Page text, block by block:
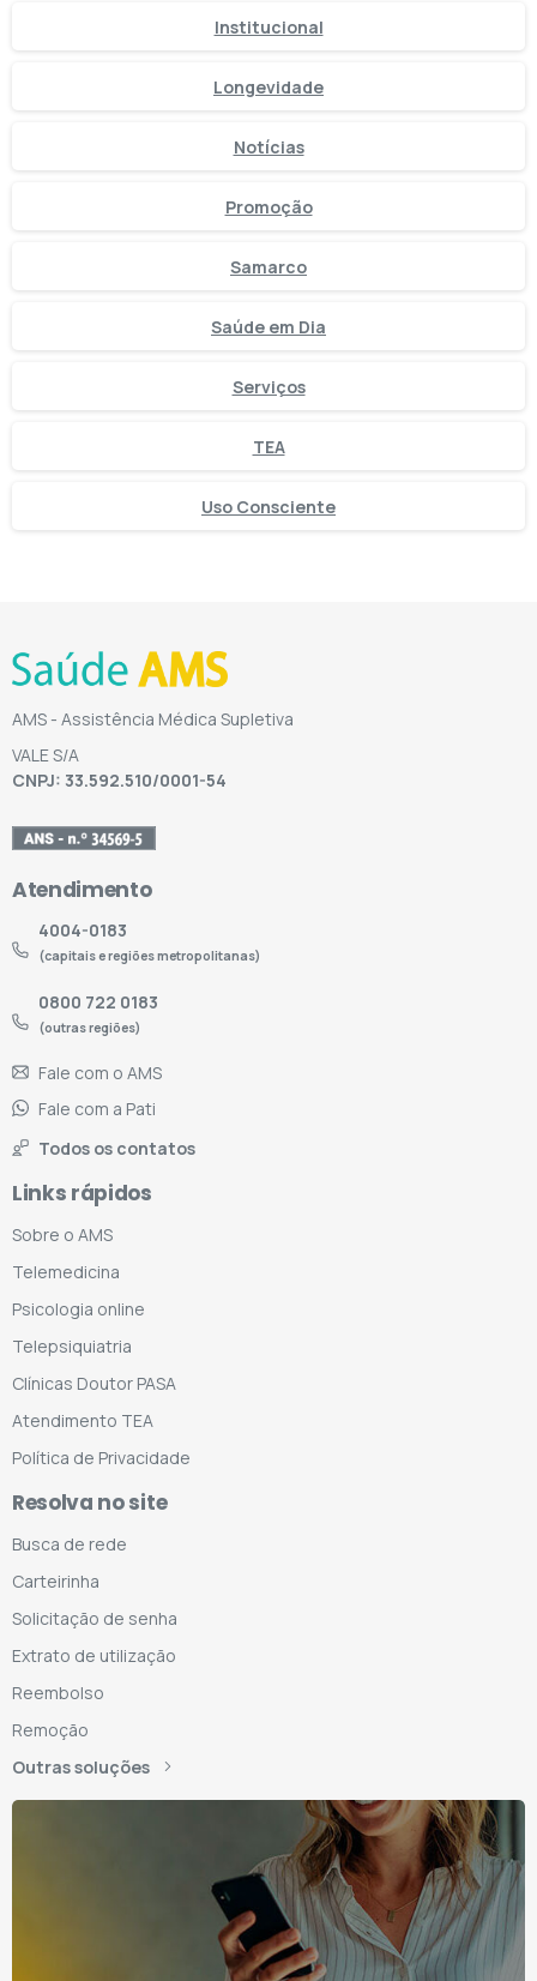
Institucional
Longevidade
Notícias
Promoção
Samarco
Saúde em Dia
Serviços
TEA
Uso Consciente
AMS - Assistência Médica Supletiva
VALE S/A
CNPJ: 33.592.510/0001-54
Atendimento
4004-0183
(capitais e regiões metropolitanas)
0800 722 0183
(outras regiões)
Fale com o AMS
Fale com a Pati
Todos os contatos
Links rápidos
Sobre o AMS
Telemedicina
Psicologia online
Telepsiquiatria
Clínicas Doutor PASA
Atendimento TEA
Política de Privacidade
Resolva no site
Busca de rede
Carteirinha
Solicitação de senha
Extrato de utilização
Reembolso
Remoção
Outras soluções